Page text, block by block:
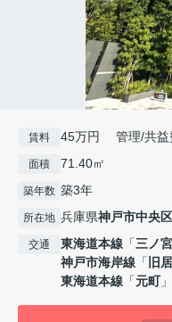
賃料 45万円 管理/共益
面積 71.40㎡
築年数 築3年
所在地 兵庫県神戸市中央区
交通 東海道本線 「三ノ宮
神戸市海岸線 「 旧
東海道本線 「元町